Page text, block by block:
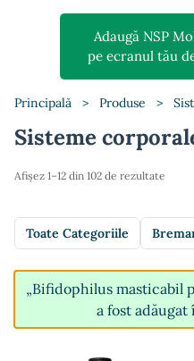
Principală > Produse >
Sisteme
Afișez 1–12 din 102 de rezultate
Toate Categoriile
„Bifidophilus masticabil
a fost adăugat
Adaugă NSP
pe ecranul tău